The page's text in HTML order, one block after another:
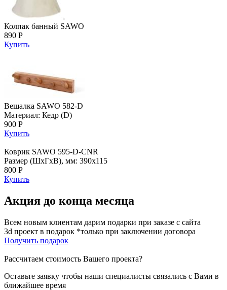
Колпак банный SAWO
890 Р
Купить
Вешалка SAWO 582-D
Материал: Кедр (D)
900 Р
Купить
Коврик SAWO 595-D-CNR
Размер (ШхГхВ), мм: 390х115
800 Р
Купить
Акция до конца месяца
Всем новым клиентам дарим подарки при заказе с сайта
3d проект в подарок *только при заключении договора
Получить подарок
Рассчитаем стоимость Вашего проекта?
Оставьте заявку чтобы наши специалисты связались с Вами в
ближайшее время